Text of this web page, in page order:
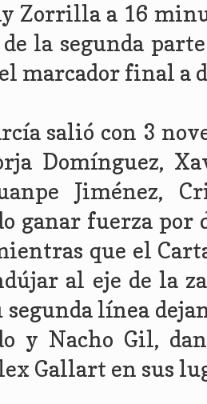
Zorrilla a 16
la segunda
marcador final a
salió con 3
Domínguez,
Jiménez,
ganar fuerza por
que el
al eje de la
segunda línea
y Nacho Gil,
Gallart en sus